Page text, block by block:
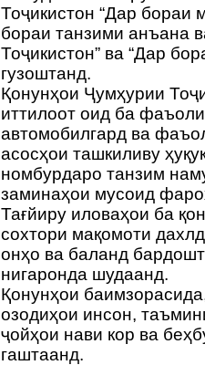
Тоҷикистон “Дар бораи
бораи танзими анъана
Тоҷикистон” ва “Дар
гузоштанд.
Қонунҳои Ҷумҳурии
иттилоот оид ба
автомобилгард ва
асосҳои ташкиливу
номбурдаро танзим
заминаҳои мусоид
Тағйиру иловаҳои ба
сохтори мақомоти
онҳо ва баланд
нигаронда шудаанд.
Қонунҳои
озодиҳои инсон,
ҷойҳои нави кор ва
гаштаанд.